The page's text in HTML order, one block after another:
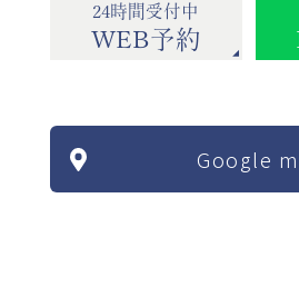
24時間受付中
WEB予約
Google